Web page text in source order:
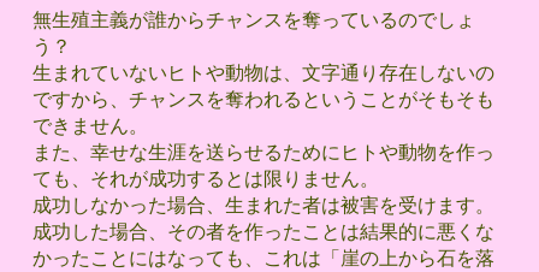
無生殖主義が誰からチャンスを奪っているのでしょ
う？
生まれていないヒトや動物は、文字通り存在しないの
ですから、チャンスを奪われるということがそもそも
できません。
また、幸せな生涯を送らせるためにヒトや動物を作っ
ても、それが成功するとは限りません。
成功しなかった場合、生まれた者は被害を受けます。
成功した場合、その者を作ったことは結果的に悪くな
かったことにはなっても、これは「崖の上から石を落